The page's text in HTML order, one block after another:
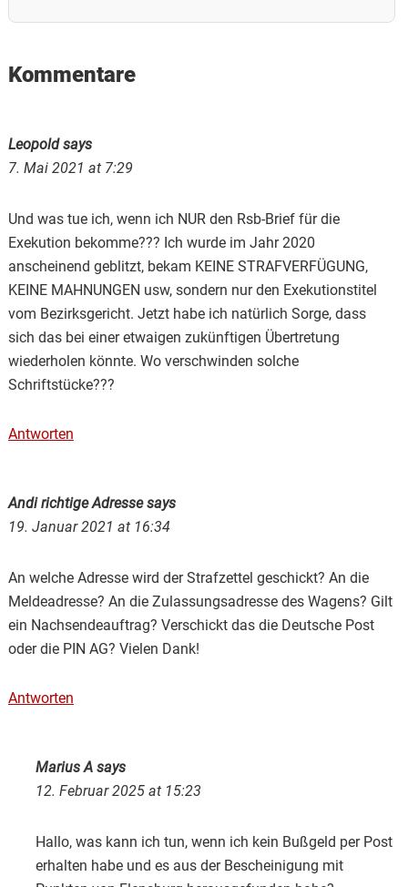
Reader
Kommentare
Leopoldsays
7. Mai 2021 at 7:29
Und was tue ich, wenn ich NUR den Rsb-Brief für die
Exekution bekomme??? Ich wurde im Jahr 2020
anscheinend geblitzt, bekam KEINE STRAFVERFÜGUNG,
KEINE MAHNUNGEN usw, sondern nur den Exekutionstitel
vom Bezirksgericht. Jetzt habe ich natürlich Sorge, dass
sich das bei einer etwaigen zukünftigen Übertretung
wiederholen könnte. Wo verschwinden solche
Schriftstücke???
Antworten
Andi richtige Adressesays
19. Januar 2021 at 16:34
An welche Adresse wird der Strafzettel geschickt? An die
Meldeadresse? An die Zulassungsadresse des Wagens? Gilt
ein Nachsendeauftrag? Verschickt das die Deutsche Post
oder die PIN AG? Vielen Dank!
Antworten
Marius A says
12. Februar 2025 at 15:23
Hallo, was kann ich tun, wenn ich kein Bußgeld per Post
erhalten habe und es aus der Bescheinigung mit